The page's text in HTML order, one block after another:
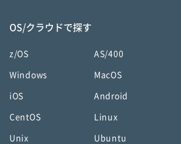
OS/クラウドで探す
z/OS AS/400
Windows MacOS
iOS Android
CentOS Linux
Unix Ubuntu